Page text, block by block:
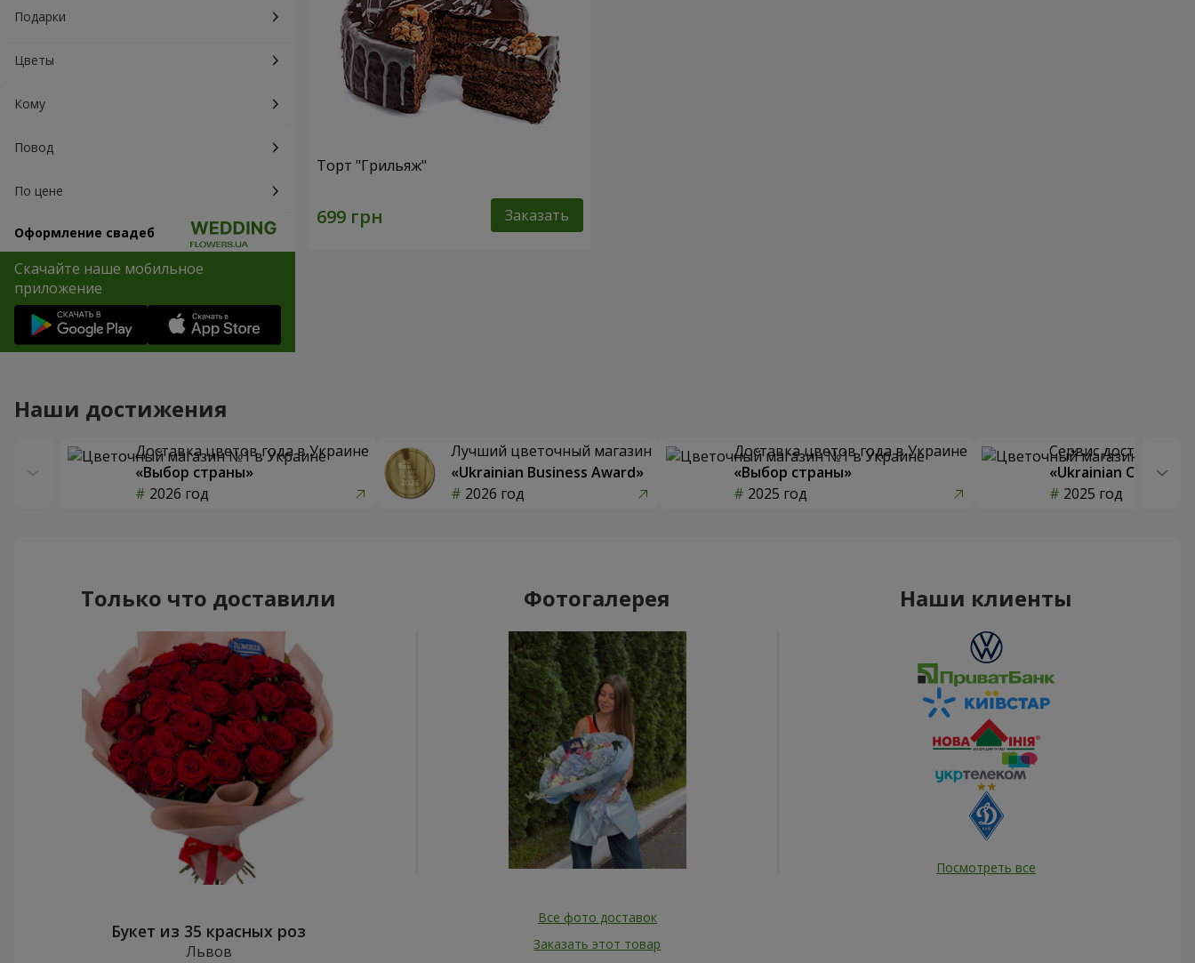
Подарки
Цветы
Кому
Повод
По цене
Оформление свадеб
Скачайте наше мобильное
приложение
Торт "Грильяж"
Заказать
Наши достижения
Доставка цветов года в Украине
«Выбор страны»
2026 год
Лучший цветочный магазин
«Ukrainian Business Award»
2026 год
Доставка цветов года в Украине
«Выбор страны»
2025 год
Сервис доставки
«Ukrainian Choice»
2025 год
Только что доставили
Букет из 35 красных роз
Львов
Фотогалерея
Все фото доставок
Заказать этот товар
Наши клиенты
Посмотреть все